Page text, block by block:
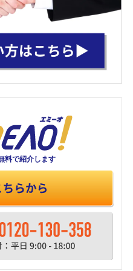
料で紹介します